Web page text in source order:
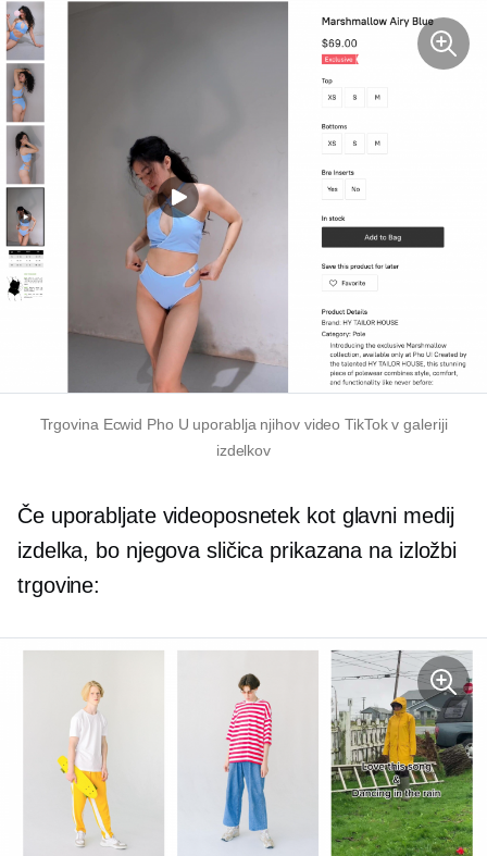
Trgovina Ecwid Pho U uporablja njihov video TikTok v galeriji
izdelkov
Če uporabljate videoposnetek kot glavni medij
izdelka, bo njegova sličica prikazana na izložbi
trgovine: